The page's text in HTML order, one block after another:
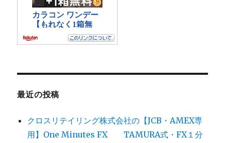
最近の投稿
クロスリテイリング株式会社の【JCB・AMEX専
用】One Minutes FX TAMURA式・FX１分